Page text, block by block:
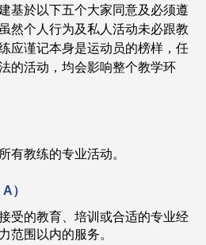
基於以下五个大家同意及必须遵
然个人行为及私人活动未必跟教
应谨记本身是运动员的榜样，任
的活动，均会影响整个教学环
有教练的专业活动。
）
受的教育、培训或合适的专业经
范围以内的服务。